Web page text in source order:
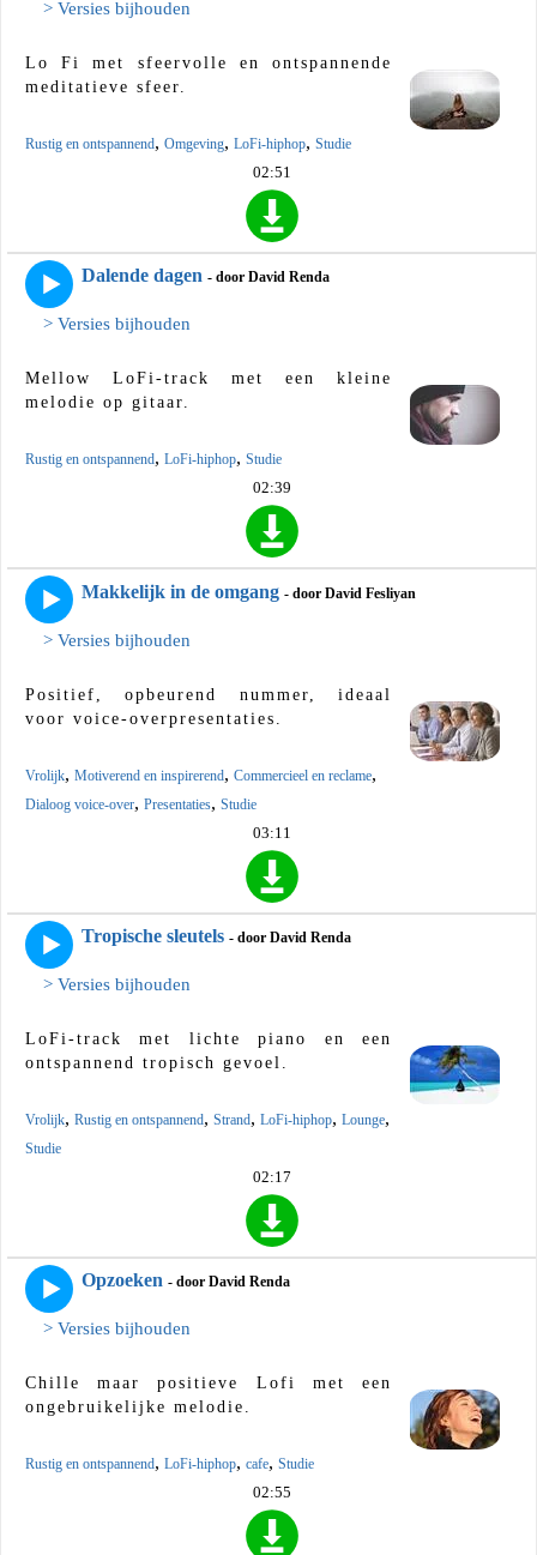
> Versies bijhouden
Lo Fi met sfeervolle en ontspannende
meditatieve sfeer.
Rustig en ontspannend, Omgeving, LoFi-hiphop, Studie
02:51
Dalende dagen - door David Renda
> Versies bijhouden
Mellow LoFi-track met een kleine
melodie op gitaar.
Rustig en ontspannend, LoFi-hiphop, Studie
02:39
Makkelijk in de omgang - door David Fesliyan
> Versies bijhouden
Positief, opbeurend nummer, ideaal
voor voice-overpresentaties.
Vrolijk, Motiverend en inspirerend, Commercieel en reclame,
Dialoog voice-over, Presentaties, Studie
03:11
Tropische sleutels - door David Renda
> Versies bijhouden
LoFi-track met lichte piano en een
ontspannend tropisch gevoel.
Vrolijk, Rustig en ontspannend, Strand, LoFi-hiphop, Lounge,
Studie
02:17
Opzoeken - door David Renda
> Versies bijhouden
Chille maar positieve Lofi met een
ongebruikelijke melodie.
Rustig en ontspannend, LoFi-hiphop, cafe, Studie
02:55